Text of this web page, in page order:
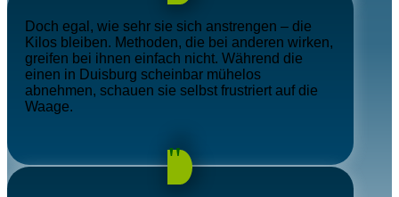
Doch egal, wie sehr sie sich anstrengen – die
Kilos bleiben. Methoden, die bei anderen wirken,
greifen bei ihnen einfach nicht. Während die
einen in Duisburg scheinbar mühelos
abnehmen, schauen sie selbst frustriert auf die
Waage.
"